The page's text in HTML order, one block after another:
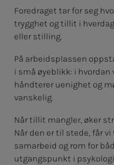
Foredraget tar for seg
trygghet og tillit i
eller stilling.
På arbeidsplassen
i små øyeblikk: i
håndterer uenighet og
vanskelig.
Når tillit mangler, øker
Når den er til stede, får
samarbeid og rom for
utgangspunkt i